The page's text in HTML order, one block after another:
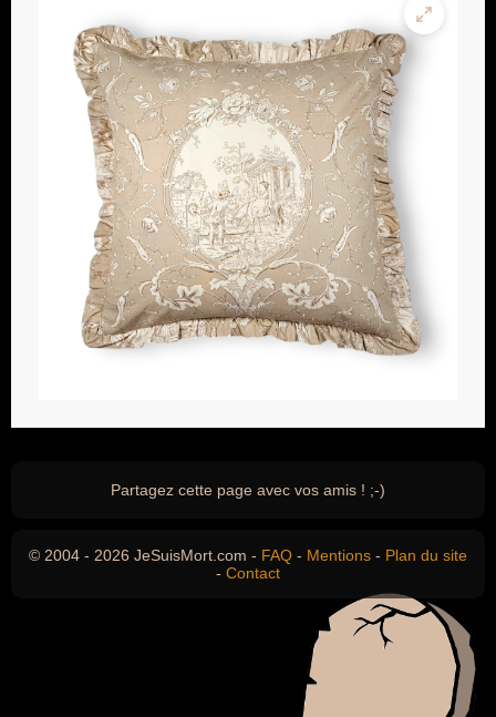
Partagez cette page avec vos amis ! ;-)
© 2004 - 2026 JeSuisMort.com - FAQ - Mentions - Plan du site
- Contact